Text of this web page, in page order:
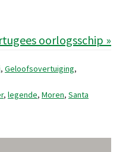
oorlogsschip »
, Geloofsovertuiging,
, legende, Moren, Santa